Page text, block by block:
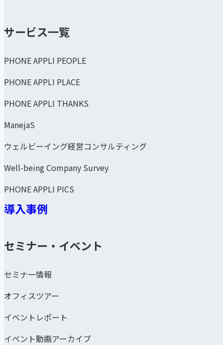
サービス一覧
PHONE APPLI PEOPLE
PHONE APPLI PLACE
PHONE APPLI THANKS
ManejaS
ウェルビーイング経営コンサルティング
Well-being Company Survey
PHONE APPLI PICS
導入事例
セミナー・イベント
セミナー情報
オフィスツアー
イベントレポート
イベント動画アーカイブ